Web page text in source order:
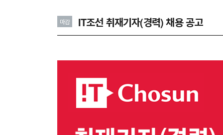
마감 IT조선 취재기자(경력) 채용 공고